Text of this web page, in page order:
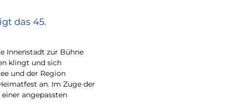
das 45.
Innenstadt zur Bühne
klingt und sich
und der Region
an. Im Zuge der
angepassten